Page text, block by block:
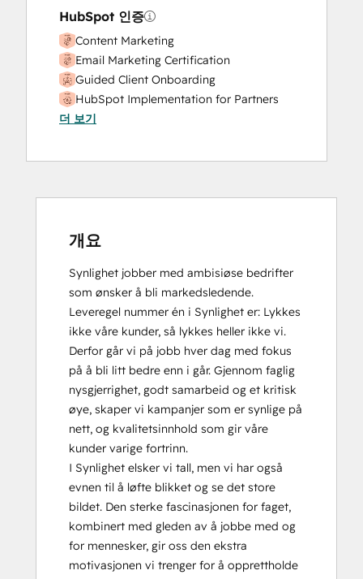
HubSpot 인증
Content Marketing
Email Marketing Certification
Guided Client Onboarding
HubSpot Implementation for Partners
HubSpot Marketing Hub Software
HubSpot Solutions Partner
Inbound Marketing
Course
더 보기
개요
Synlighet jobber med ambisiøse bedrifter
som ønsker å bli markedsledende.
Leveregel nummer én i Synlighet er: Lykkes
ikke våre kunder, så lykkes heller ikke vi.
Derfor går vi på jobb hver dag med fokus
på å bli litt bedre enn i går. Gjennom faglig
nysgjerrighet, godt samarbeid og et kritisk
øye, skaper vi kampanjer som er synlige på
nett, og kvalitetsinnhold som gir våre
kunder varige fortrinn.
I Synlighet elsker vi tall, men vi har også
evnen til å løfte blikket og se det store
bildet. Den sterke fascinasjonen for faget,
kombinert med gleden av å jobbe med og
for mennesker, gir oss den ekstra
motivasjonen vi trenger for å opprettholde